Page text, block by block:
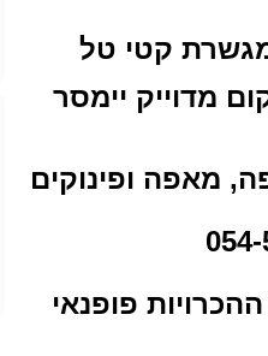
קטי טל
ברמת גן (מיקום מדוייק יימסר
מאפה ופינוקים
פופנאי